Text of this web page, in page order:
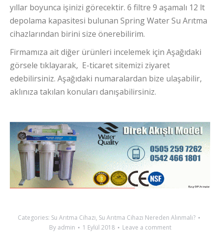
yıllar boyunca işinizi görecektir. 6 filtre 9 aşamalı 12 lt
depolama kapasitesi bulunan Spring Water Su Arıtma
cihazlarından birini size önerebilirim.
Firmamıza ait diğer ürünleri incelemek için Aşağıdaki
görsele tıklayarak, E-ticaret sitemizi ziyaret
edebilirsiniz. Aşağıdaki numaralardan bize ulaşabilir,
aklınıza takılan konuları danışabilirsiniz.
Categories: Su Arıtma Cihazı, Su Arıtma Cihazı Nereden Alınmalı?
By admin 1 Eylül 2018
Leave a comment